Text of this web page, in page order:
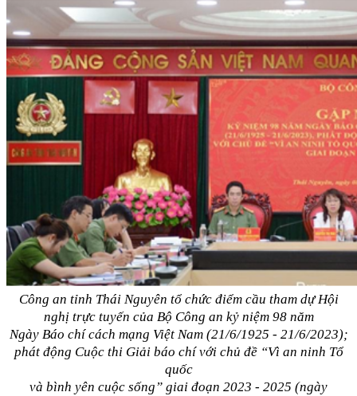
Công an tỉnh Thái Nguyên tổ chức điểm cầu tham dự Hội
nghị trực tuyến của Bộ Công an kỷ niệm 98 năm
Ngày Báo chí cách mạng Việt Nam (21/6/1925 - 21/6/2023);
phát động Cuộc thi Giải báo chí với chủ đề “Vì an ninh Tổ
quốc
và bình yên cuộc sống” giai đoạn 2023 - 2025 (ngày